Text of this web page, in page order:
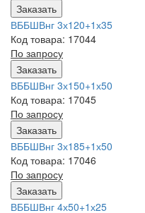
Заказать
ВББШВнг 3х120+1х35
Код товара: 17044
По запросу
Заказать
ВББШВнг 3х150+1х50
Код товара: 17045
По запросу
Заказать
ВББШВнг 3х185+1х50
Код товара: 17046
По запросу
Заказать
ВББШВнг 4х50+1х25